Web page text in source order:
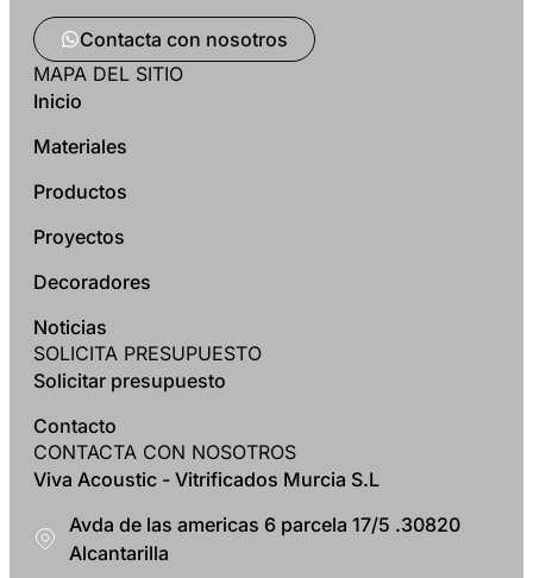
Contacta con nosotros
MAPA DEL SITIO
Inicio
Materiales
Productos
Proyectos
Decoradores
Noticias
SOLICITA PRESUPUESTO
Solicitar presupuesto
Contacto
CONTACTA CON NOSOTROS
Viva Acoustic - Vitrificados Murcia S.L
Avda de las americas 6 parcela 17/5 .30820
Alcantarilla